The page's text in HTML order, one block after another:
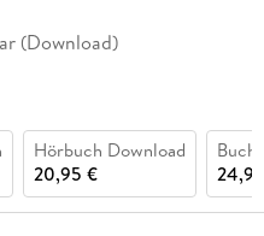
(Download)
Hörbuch Download
20,95 €
Buch